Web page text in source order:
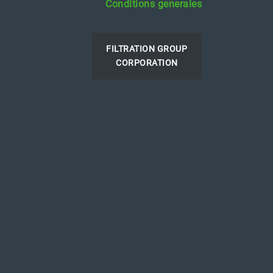
Conditions generales
FILTRATION GROUP
CORPORATION